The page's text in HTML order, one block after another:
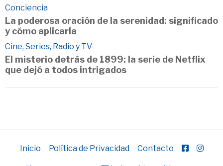
Conciencia
La poderosa oración de la serenidad: significado
y cómo aplicarla
Cine, Series, Radio y TV
El misterio detrás de 1899: la serie de Netflix
que dejó a todos intrigados
Inicio Política de Privacidad Contacto